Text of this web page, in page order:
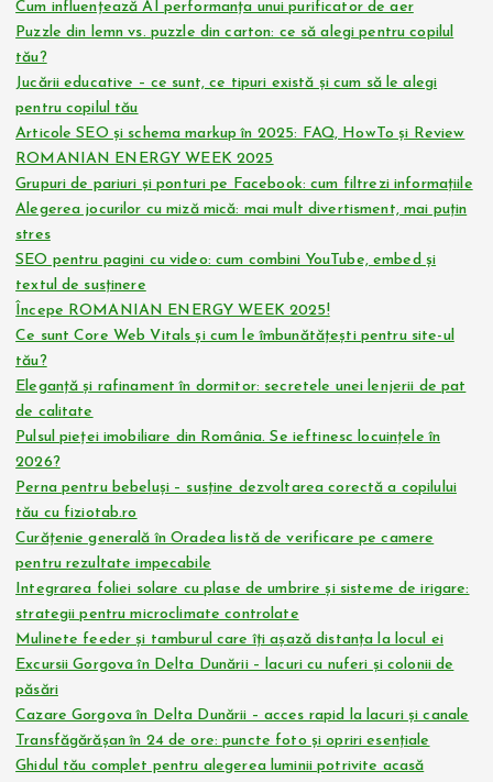
Cum influențează AI performanța unui purificator de aer
Puzzle din lemn vs. puzzle din carton: ce să alegi pentru copilul
tău?
Jucării educative – ce sunt, ce tipuri există și cum să le alegi
pentru copilul tău
Articole SEO și schema markup în 2025: FAQ, HowTo și Review
ROMANIAN ENERGY WEEK 2025
Grupuri de pariuri și ponturi pe Facebook: cum filtrezi informațiile
Alegerea jocurilor cu miză mică: mai mult divertisment, mai puțin
stres
SEO pentru pagini cu video: cum combini YouTube, embed și
textul de susținere
Începe ROMANIAN ENERGY WEEK 2025!
Ce sunt Core Web Vitals și cum le îmbunătățești pentru site-ul
tău?
Eleganță și rafinament în dormitor: secretele unei lenjerii de pat
de calitate
Pulsul pieței imobiliare din România. Se ieftinesc locuințele în
2026?
Perna pentru bebeluși – susține dezvoltarea corectă a copilului
tău cu fiziotab.ro
Curățenie generală în Oradea listă de verificare pe camere
pentru rezultate impecabile
Integrarea foliei solare cu plase de umbrire și sisteme de irigare:
strategii pentru microclimate controlate
Mulinete feeder și tamburul care îți așază distanța la locul ei
Excursii Gorgova în Delta Dunării – lacuri cu nuferi și colonii de
păsări
Cazare Gorgova în Delta Dunării – acces rapid la lacuri și canale
Transfăgărășan în 24 de ore: puncte foto și opriri esențiale
Ghidul tău complet pentru alegerea luminii potrivite acasă